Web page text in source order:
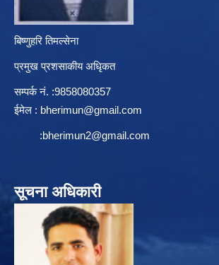
बिष्णुहरि तिमल्सेना
प्रमुख प्रशसाकीय अधिृकत
सम्पर्क न‌ं. :9858080357
ईमेल : bherimun@gmail.com
:bherimun2@gmail.com
सूचना अधिकारी